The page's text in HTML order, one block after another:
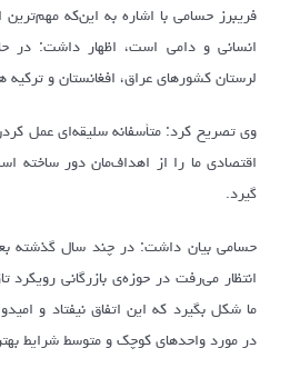
فریبرز حسامی با اشاره به این‌که مهم‌ترین
انسانی و دامی است، اظهار داشت: در
لرستان کشورهای عراق، افغانستان و
وی تصریح کرد: متأسفانه سلیقه‌ای عمل
اقتصادی ما را از اهداف‌مان دور ساخته
گیرد.
حسامی بیان داشت: در چند سال گذشته بعد
انتظار می‌رفت در حوزه‌ی بازرگانی رویکرد
ما شکل بگیرد که این اتفاق نیفتاد و
در مورد واحدهای کوچک و متوسط شرایط